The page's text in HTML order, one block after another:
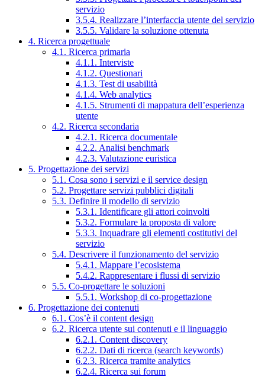
servizio
3.5.4. Realizzare l’interfaccia utente del servizio
3.5.5. Validare la soluzione ottenuta
4. Ricerca progettuale
4.1. Ricerca primaria
4.1.1. Interviste
4.1.2. Questionari
4.1.3. Test di usabilità
4.1.4. Web analytics
4.1.5. Strumenti di mappatura dell’esperienza
utente
4.2. Ricerca secondaria
4.2.1. Ricerca documentale
4.2.2. Analisi benchmark
4.2.3. Valutazione euristica
5. Progettazione dei servizi
5.1. Cosa sono i servizi e il service design
5.2. Progettare servizi pubblici digitali
5.3. Definire il modello di servizio
5.3.1. Identificare gli attori coinvolti
5.3.2. Formulare la proposta di valore
5.3.3. Inquadrare gli elementi costitutivi del
servizio
5.4. Descrivere il funzionamento del servizio
5.4.1. Mappare l’ecosistema
5.4.2. Rappresentare i flussi di servizio
5.5. Co-progettare le soluzioni
5.5.1. Workshop di co-progettazione
6. Progettazione dei contenuti
6.1. Cos’è il content design
6.2. Ricerca utente sui contenuti e il linguaggio
6.2.1. Content discovery
6.2.2. Dati di ricerca (search keywords)
6.2.3. Ricerca tramite analytics
6.2.4. Ricerca sui forum